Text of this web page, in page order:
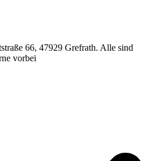
66, 47929 Grefrath. Alle sind
vorbei